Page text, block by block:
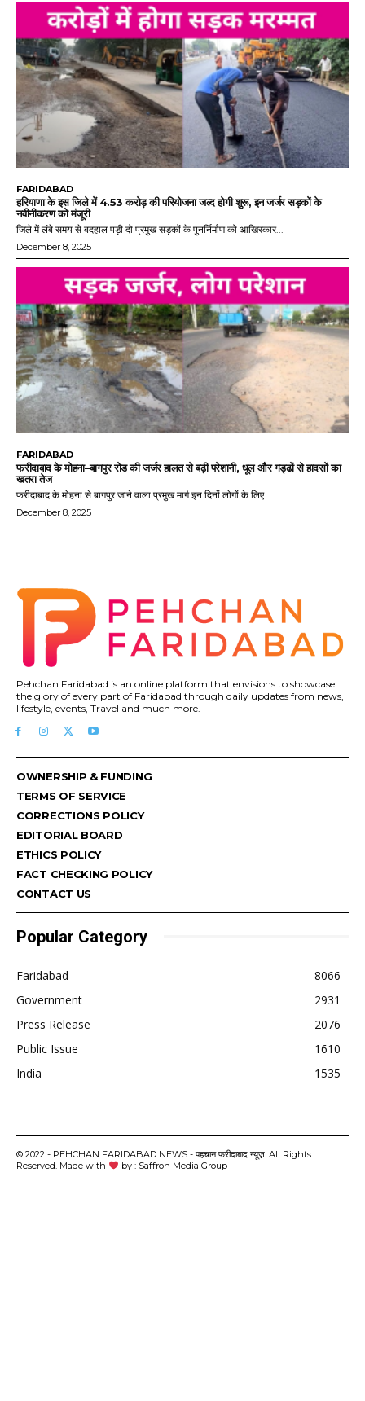
FARIDABAD
हरियाणा के इस जिले में 4.53 करोड़ की परियोजना जल्द होगी शुरू, इन जर्जर सड़कों के
नवीनीकरण को मंजूरी
जिले में लंबे समय से बदहाल पड़ी दो प्रमुख सड़कों के पुनर्निर्माण को आखिरकार...
December 8, 2025
FARIDABAD
फरीदाबाद के मोहना–बागपुर रोड की जर्जर हालत से बढ़ी परेशानी, धूल और गड्ढों से हादसों का
खतरा तेज
फरीदाबाद के मोहना से बागपुर जाने वाला प्रमुख मार्ग इन दिनों लोगों के लिए...
December 8, 2025
Pehchan Faridabad is an online platform that envisions to showcase
the glory of every part of Faridabad through daily updates from news,
lifestyle, events, Travel and much more.
OWNERSHIP & FUNDING
TERMS OF SERVICE
CORRECTIONS POLICY
EDITORIAL BOARD
ETHICS POLICY
FACT CHECKING POLICY
CONTACT US
Popular Category
Faridabad
8066
Government
2931
Press Release
2076
Public Issue
1610
India
1535
© 2022 - PEHCHAN FARIDABAD NEWS - पहचान फरीदाबाद न्यूज़. All Rights
Reserved. Made with
by : Saffron Media Group